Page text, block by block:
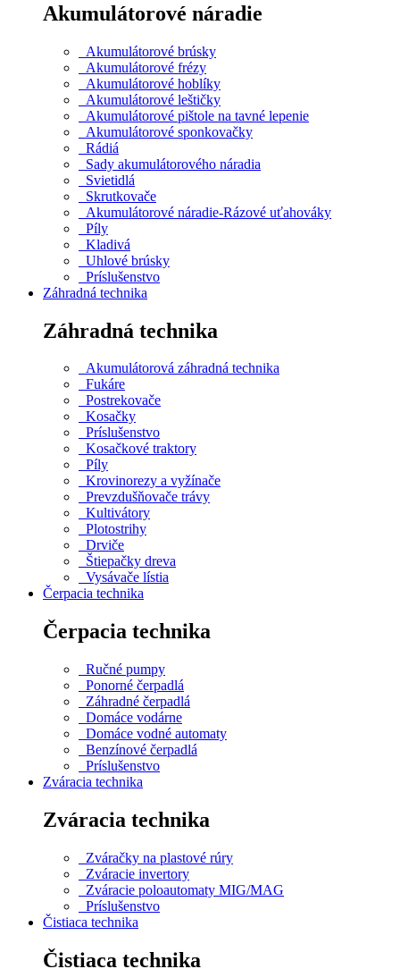
Akumulátorové náradie
Akumulátorové brúsky
Akumulátorové frézy
Akumulátorové hoblíky
Akumulátorové leštičky
Akumulátorové pištole na tavné lepenie
Akumulátorové sponkovačky
Rádiá
Sady akumulátorového náradia
Svietidlá
Skrutkovače
Akumulátorové náradie-Rázové uťahováky
Píly
Kladivá
Uhlové brúsky
Príslušenstvo
Záhradná technika
Záhradná technika
Akumulátorová záhradná technika
Fukáre
Postrekovače
Kosačky
Príslušenstvo
Kosačkové traktory
Píly
Krovinorezy a vyžínače
Prevzdušňovače trávy
Kultivátory
Plotostrihy
Drviče
Štiepačky dreva
Vysávače lístia
Čerpacia technika
Čerpacia technika
Ručné pumpy
Ponorné čerpadlá
Záhradné čerpadlá
Domáce vodárne
Domáce vodné automaty
Benzínové čerpadlá
Príslušenstvo
Zváracia technika
Zváracia technika
Zváračky na plastové rúry
Zváracie invertory
Zváracie poloautomaty MIG/MAG
Príslušenstvo
Čistiaca technika
Čistiaca technika